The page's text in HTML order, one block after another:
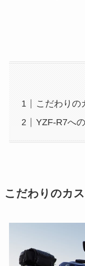
こだわりの
YZF-R7へ
こだわりのカ